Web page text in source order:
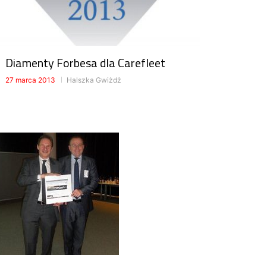
Diamenty Forbesa dla Carefleet
27 marca 2013 Halszka Gwiżdż